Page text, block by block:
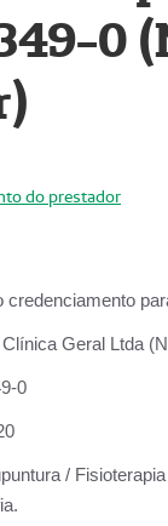
0
do prestador
credenciamento
Geral Ltda
0
/